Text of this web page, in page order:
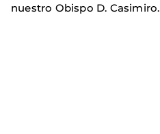
nuestro Obispo D. Casimiro.